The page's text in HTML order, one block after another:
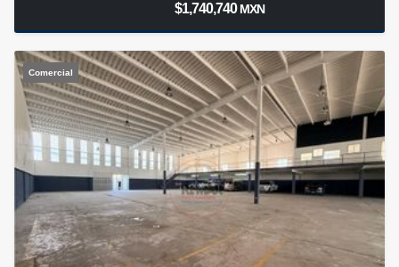
$1,740,740MXN
Comercial